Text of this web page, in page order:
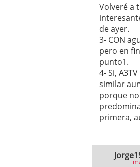
Volveré a
de ayer.
3- CON
pero en
punto1.
4- Si,
similar
porque
primera,